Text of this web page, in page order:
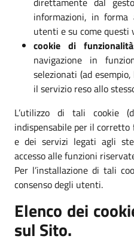
informazioni, in forma
utenti e su come questi
cookie di
navigazione in
selezionati (ad
il servizio reso allo
L’utilizzo di tali cookie
indispensabile per il
e dei servizi legati agli
accesso alle funzioni
Per l’installazione di tali
consenso degli utenti.
Elenco dei
sul Sito.